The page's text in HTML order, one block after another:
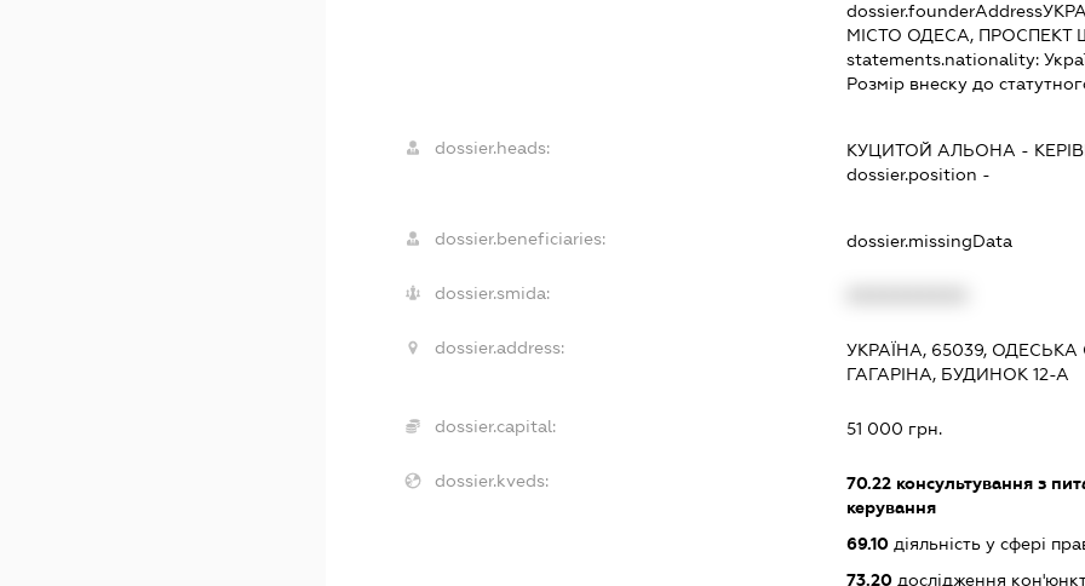
dossier.founderAddress
МІСТО ОДЕСА, ПРОСПЕКТ
statements.nationality:
Розмір внеску до
dossier.heads: КУЦИТОЙ АЛЬОНА -
dossier.position -
dossier.beneficiaries: dossier.missingData
dossier.smida:
dossier.address:
УКРАЇНА, 65039,
ГАГАРІНА, БУДИНОК 12-А
dossier.capital: 51 000 грн.
dossier.kveds: 70.22консультування з
керування
69.10діяльність у сфері
73.20дослідження